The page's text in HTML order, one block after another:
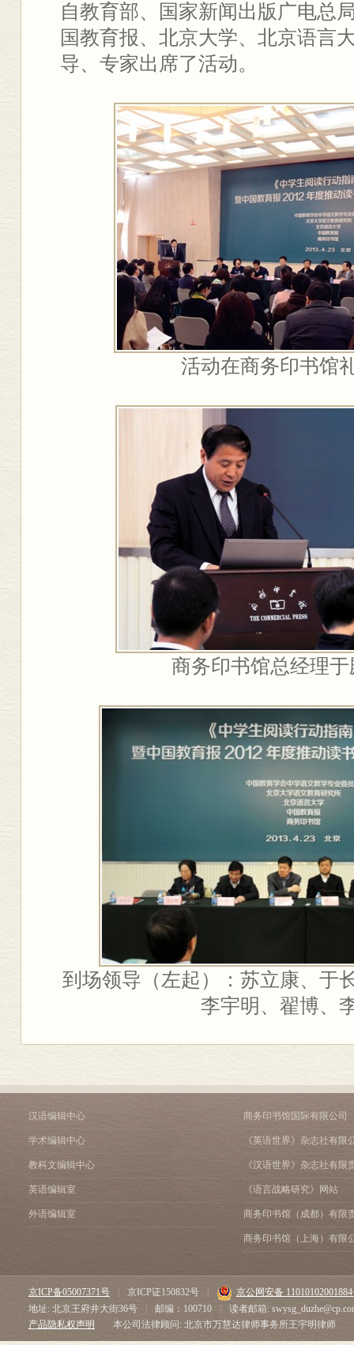
自教育部、国家新闻出版广电总
国教育报、北京大学、北京语言
导、专家出席了活动。
活动在商务印书馆
商务印书馆总经理
到场领导（左起）：苏立康、于
李宇明、翟博、
汉语编辑中心
学术编辑中心
教科文编辑中心
英语编辑室
外语编辑室
商务印书馆国际有限公司
《英语世界》杂志社有限
《汉语世界》杂志社有限
《语言战略研究》网站
商务印书馆（成都）有限
商务印书馆（上海）有限
京ICP备05007371号 京ICP证150832号
京公网安备
地址: 北京王府井大街36号
邮编：100710
读者邮箱:
产品隐私权声明
本公司法律顾问: 北京市万慧达律师事务所王宇明律师